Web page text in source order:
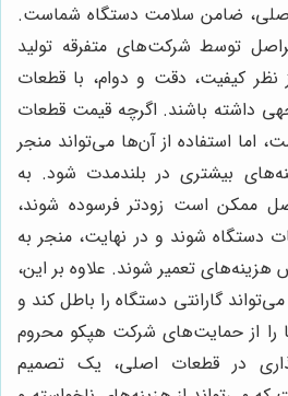
اصلی، ضامن سلامت دستگاه شماست.
توسط شرکت‌های متفرقه تولید
کیفیت، دقت و دوام، با قطعات
داشته باشند. اگرچه قیمت قطعات
اما استفاده از آن‌ها می‌تواند منجر
بیشتری در بلندمدت شود. به
ممکن است زودتر فرسوده شوند،
دستگاه شوند و در نهایت، منجر به
هزینه‌های تعمیر شوند. علاوه بر این،
گارانتی دستگاه را باطل کند و
را از حمایت‌های شرکت هپکو محروم
در قطعات اصلی، یک تصمیم